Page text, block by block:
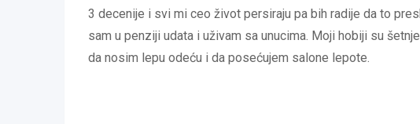
3 decenije i svi mi ceo život persiraju pa bih radije da to
sam u penziji udata i uživam sa unucima. Moji hobiji su
da nosim lepu odeću i da posećujem salone lepote.